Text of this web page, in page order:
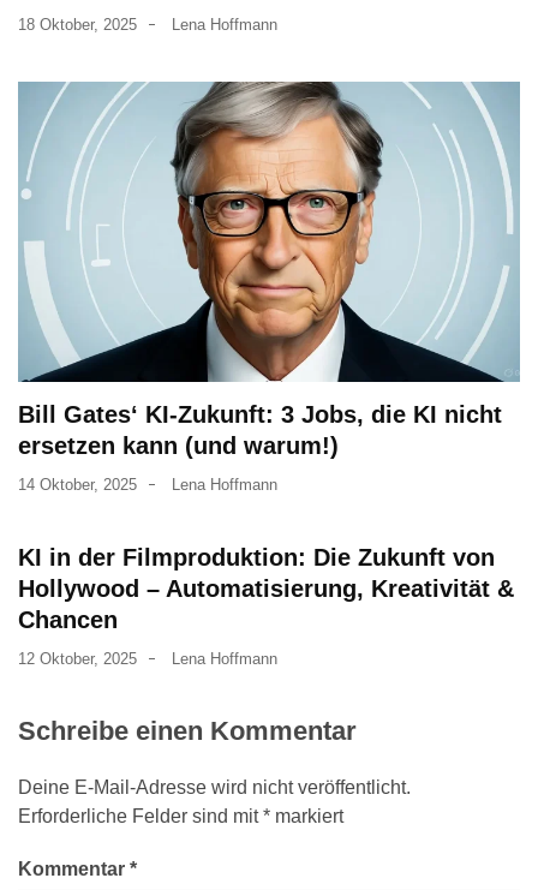
18 Oktober, 2025 Lena Hoffmann
Bill Gates‘ KI-Zukunft: 3 Jobs, die KI nicht
ersetzen kann (und warum!)
14 Oktober, 2025 Lena Hoffmann
KI in der Filmproduktion: Die Zukunft von
Hollywood – Automatisierung, Kreativität &
Chancen
12 Oktober, 2025 Lena Hoffmann
Schreibe einen Kommentar
Deine E-Mail-Adresse wird nicht veröffentlicht.
Erforderliche Felder sind mit* markiert
Kommentar *